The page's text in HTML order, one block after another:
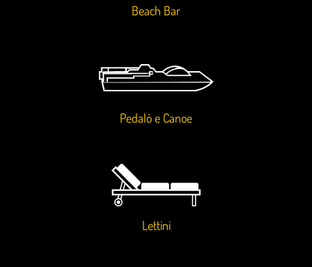
Beach Bar
Pedalò e Canoe
Lettini